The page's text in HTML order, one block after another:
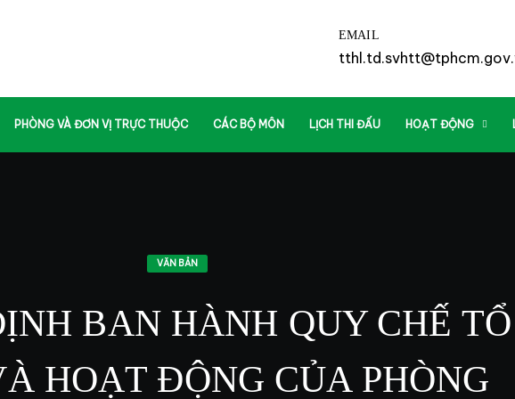
EMAIL
PHÒNG VÀ ĐƠN VỊ TRỰC THUỘC CÁC BỘ MÔN LỊCH THI ĐẤU HOẠT ĐỘNG
VĂN BẢN
BAN HÀNH QUY CHẾ TỔ
HOẠT ĐỘNG CỦA PHÒNG